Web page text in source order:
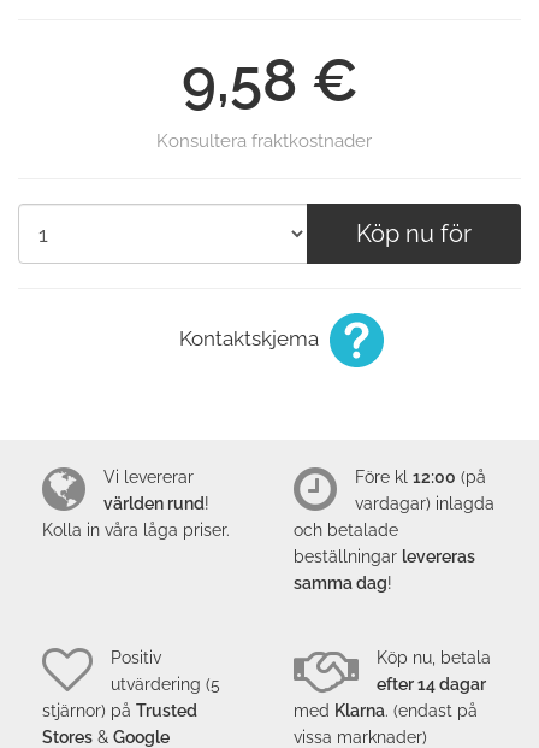
9,58 €
Konsultera fraktkostnader
Köp nu för
Kontaktskjema
Vi levererar
världen rund!
Kolla in våra låga priser.
Före kl 12:00 (på
vardagar) inlagda
och betalade
beställningar levereras
samma dag!
Positiv
utvärdering (5
stjärnor) på Trusted
Stores & Google
Köp nu, betala
efter 14 dagar
med Klarna. (endast på
vissa marknader)